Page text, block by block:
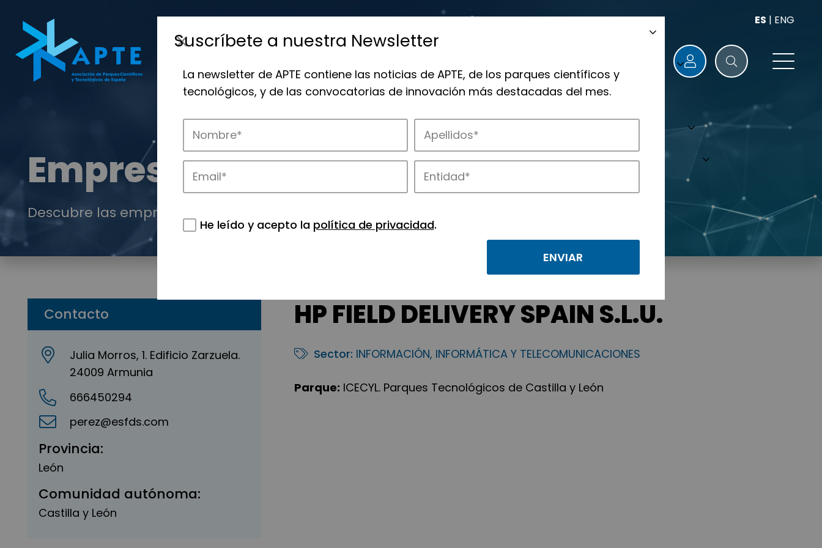
ES | ENG
Empresas
Descubre las empresas que impulsan la innovación en los parques de APTE.
Contacto
Julia Morros, 1. Edificio Zarzuela.
24009 Armunia
666450294
perez@esfds.com
Provincia:
León
Comunidad autónoma:
Castilla y León
HP FIELD DELIVERY SPAIN S.L.U.
Sector: INFORMACIÓN, INFORMÁTICA Y TELECOMUNICACIONES
Parque: ICECYL. Parques Tecnológicos de Castilla y León
Suscríbete a nuestra Newsletter
La newsletter de APTE contiene las noticias de APTE, de los parques científicos y
tecnológicos, y de las convocatorias de innovación más destacadas del mes.
He leído y acepto la política de privacidad.